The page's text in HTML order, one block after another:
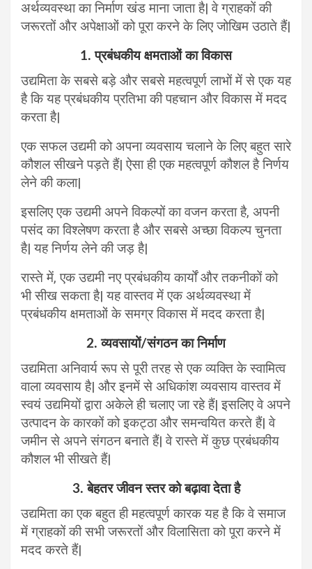
अर्थव्यवस्था का निर्माण खंड माना जाता है| वे ग्राहकों की
जरूरतों और अपेक्षाओं को पूरा करने के लिए जोखिम उठाते हैं|
1. प्रबंधकीय क्षमताओं का विकास
उद्यमिता के सबसे बड़े और सबसे महत्वपूर्ण लाभों में से एक यह
है कि यह प्रबंधकीय प्रतिभा की पहचान और विकास में मदद
करता है|
एक सफल उद्यमी को अपना व्यवसाय चलाने के लिए बहुत सारे
कौशल सीखने पड़ते हैं| ऐसा ही एक महत्वपूर्ण कौशल है निर्णय
लेने की कला|
इसलिए एक उद्यमी अपने विकल्पों का वजन करता है, अपनी
पसंद का विश्लेषण करता है और सबसे अच्छा विकल्प चुनता
है| यह निर्णय लेने की जड़ है|
रास्ते में, एक उद्यमी नए प्रबंधकीय कार्यों और तकनीकों को
भी सीख सकता है| यह वास्तव में एक अर्थव्यवस्था में
प्रबंधकीय क्षमताओं के समग्र विकास में मदद करता है|
2. व्यवसायों/संगठन का निर्माण
उद्यमिता अनिवार्य रूप से पूरी तरह से एक व्यक्ति के स्वामित्व
वाला व्यवसाय है| और इनमें से अधिकांश व्यवसाय वास्तव में
स्वयं उद्यमियों द्वारा अकेले ही चलाए जा रहे हैं| इसलिए वे अपने
उत्पादन के कारकों को इकट्ठा और समन्वयित करते हैं| वे
जमीन से अपने संगठन बनाते हैं| वे रास्ते में कुछ प्रबंधकीय
कौशल भी सीखते हैं|
3. बेहतर जीवन स्तर को बढ़ावा देता है
उद्यमिता का एक बहुत ही महत्वपूर्ण कारक यह है कि वे समाज
में ग्राहकों की सभी जरूरतों और विलासिता को पूरा करने में
मदद करते हैं|